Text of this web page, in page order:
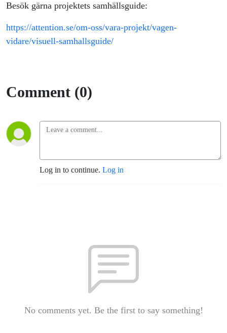
Besök gärna projektets samhällsguide:
https://attention.se/om-oss/vara-projekt/vagen-
vidare/visuell-samhallsguide/
Comment (0)
Log in to continue. Log in
No comments yet. Be the first to say something!